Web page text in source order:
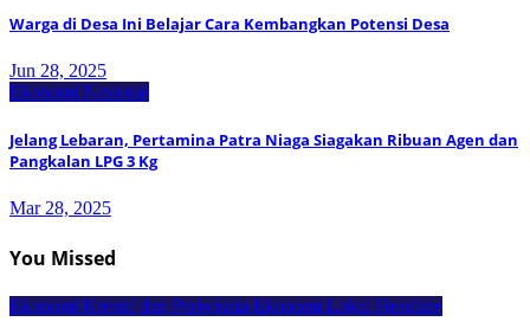
Warga di Desa Ini Belajar Cara Kembangkan Potensi Desa
Jun 28, 2025
Ekonomi Nasional
Jelang Lebaran, Pertamina Patra Niaga Siagakan Ribuan Agen dan
Pangkalan LPG 3 Kg
Mar 28, 2025
You Missed
Ekonomi Kreatif dan Pariwisata Ekonomi Lokal Headline